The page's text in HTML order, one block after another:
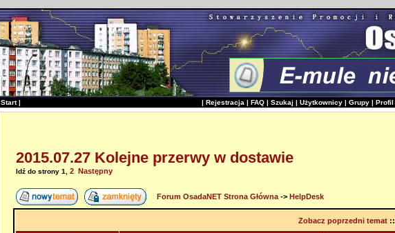
Start| | Rejestracja | FAQ | Szukaj | Użytkownicy | Grupy | Profil
2015.07.27 Kolejne przerwy w dostawie
Idź do strony 1 2 Następny
Forum OsadaNET Strona Główna-> HelpDesk
Zobacz poprzedni temat::